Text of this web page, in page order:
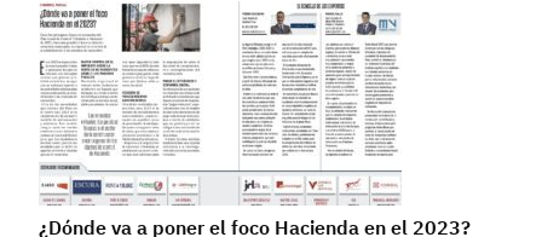
¿Dónde va a poner el foco Hacienda en el 2023?